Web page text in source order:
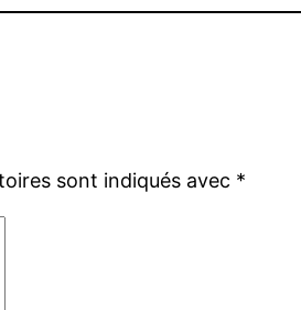
sont indiqués avec *